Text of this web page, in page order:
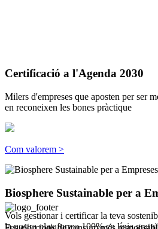
Certificació a l'Agenda 2030
Milers d'empreses que aposten per ser
en reconeixen les bones pràctique
Com valorem >
Biosphere Sustainable per a
Vols gestionar i certificar la teva
la nostra plataforma 100% en línia